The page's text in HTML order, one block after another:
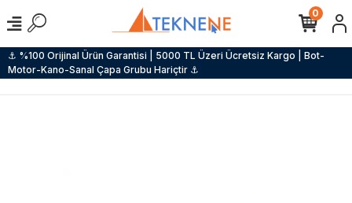
⚓ %100 Orijinal Ürün Garantisi | 5000 TL Üzeri Ücretsiz Kargo | Bot-
Motor-Kano-Sanal Çapa Grubu Hariçtir ⚓
0